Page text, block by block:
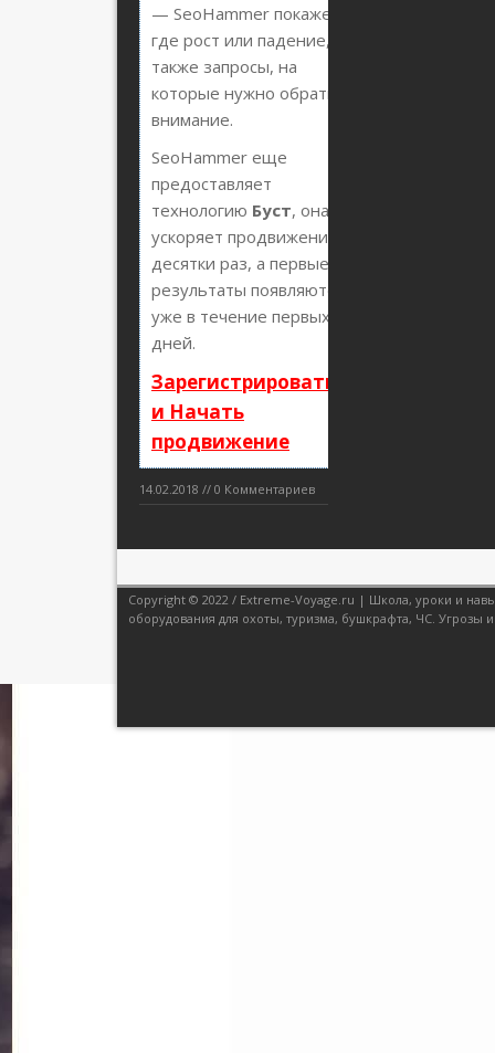
— SeoHammer покажет,
где рост или падение, а
также запросы, на
которые нужно обратить
внимание.
SeoHammer еще
предоставляет
технологию Буст, она
ускоряет продвижение в
десятки раз, а первые
результаты появляются
уже в течение первых 7
дней.
Зарегистрироваться
и Начать
продвижение
14.02.2018 // 0 Комментариев
Copyright © 2022 / Extreme-Voyage.ru | Школа, уроки и
оборудования для охоты, туризма, бушкрафта, ЧС. Угрозы